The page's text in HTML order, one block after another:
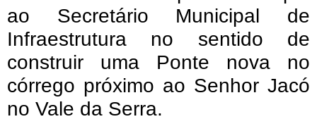
ao Secretário Municipal de
Infraestrutura no sentido de
construir uma Ponte nova no
córrego próximo ao Senhor Jacó
no Vale da Serra.